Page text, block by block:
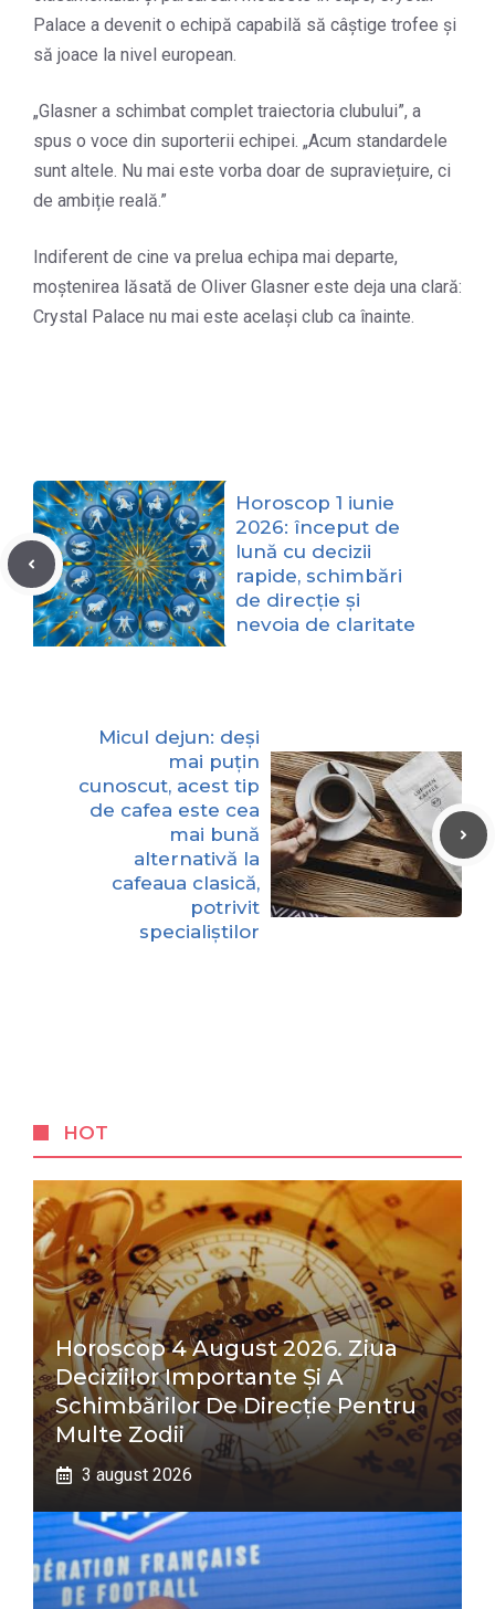
Palace a devenit o echipă capabilă să câștige trofee și
să joace la nivel european.
„Glasner a schimbat complet traiectoria clubului”, a
spus o voce din suporterii echipei. „Acum standardele
sunt altele. Nu mai este vorba doar de supraviețuire, ci
de ambiție reală.”
Indiferent de cine va prelua echipa mai departe,
moștenirea lăsată de Oliver Glasner este deja una clară:
Crystal Palace nu mai este același club ca înainte.
Horoscop 1 iunie
2026: început de
lună cu decizii
rapide, schimbări
de direcție și
nevoia de claritate
Micul dejun: deși
mai puțin
cunoscut, acest tip
de cafea este cea
mai bună
alternativă la
cafeaua clasică,
potrivit
specialiștilor
HOT
Horoscop 4 August 2026. Ziua
Deciziilor Importante Și A
Schimbărilor De Direcție Pentru
Multe Zodii
3 august 2026